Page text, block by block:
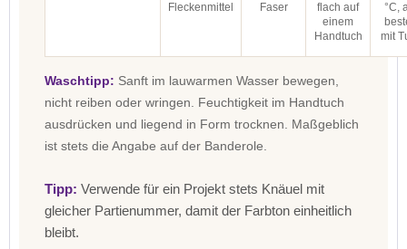
Fleckenmittel
Faser
flach auf
einem
Handtuch
°C,
mit
Waschtipp: Sanft im lauwarmen Wasser bewegen,
nicht reiben oder wringen. Feuchtigkeit im Handtuch
ausdrücken und liegend in Form trocknen. Maßgeblich
ist stets die Angabe auf der Banderole.
Tipp: Verwende für ein Projekt stets Knäuel mit
gleicher Partienummer, damit der Farbton einheitlich
bleibt.